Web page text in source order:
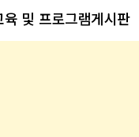
성
육 및 프로그램게시판